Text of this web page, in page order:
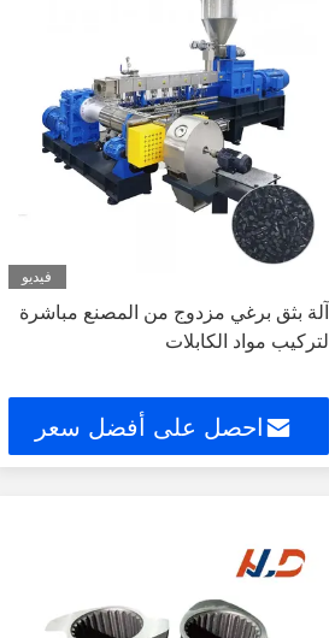
فيديو
آلة بثق برغي مزدوج من المصنع مباشرة
لتركيب مواد الكابلات
احصل على أفضل سعر